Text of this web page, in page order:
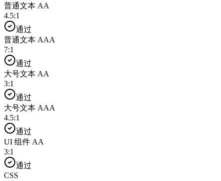
普通文本 AA
4.5:1
通过
普通文本 AAA
7:1
通过
大号文本 AA
3:1
通过
大号文本 AAA
4.5:1
通过
UI 组件 AA
3:1
通过
CSS